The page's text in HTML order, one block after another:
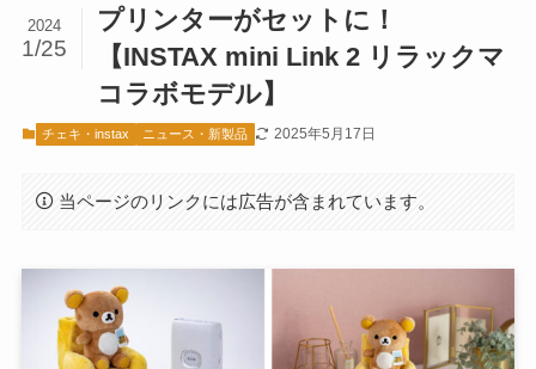
プリンターがセットに！
【INSTAX mini Link 2 リラックマ
コラボモデル】
2024
1/25
チェキ・instax ニュース・新製品 2025年5月17日
当ページのリンクには広告が含まれています。